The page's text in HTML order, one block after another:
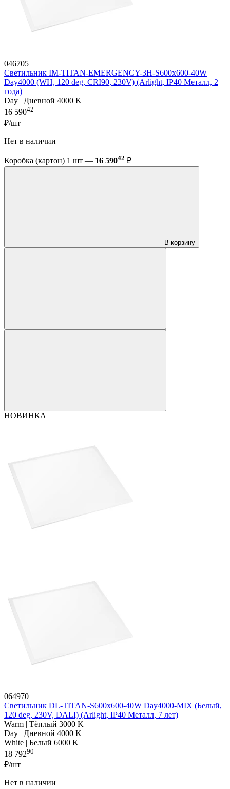
046705
Светильник IM-TITAN-EMERGENCY-3H-S600x600-40W
Day4000 (WH, 120 deg, CRI90, 230V) (Arlight, IP40 Металл, 2
года)
Day | Дневной 4000 K
16 59042
₽/шт
Нет в наличии
Коробка (картон) 1 шт — 16 59042 ₽
В корзину
НОВИНКА
064970
Светильник DL-TITAN-S600x600-40W Day4000-MIX (Белый,
120 deg, 230V, DALI) (Arlight, IP40 Металл, 7 лет)
Warm | Тёплый 3000 K
Day | Дневной 4000 K
White | Белый 6000 K
18 79290
₽/шт
Нет в наличии